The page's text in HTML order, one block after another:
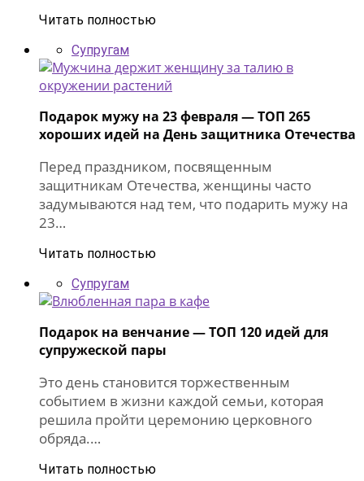
Читать полностью
Супругам
Подарок мужу на 23 февраля — ТОП 265
хороших идей на День защитника Отечества
Перед праздником, посвященным
защитникам Отечества, женщины часто
задумываются над тем, что подарить мужу на
23…
Читать полностью
Супругам
Подарок на венчание — ТОП 120 идей для
супружеской пары
Это день становится торжественным
событием в жизни каждой семьи, которая
решила пройти церемонию церковного
обряда.…
Читать полностью